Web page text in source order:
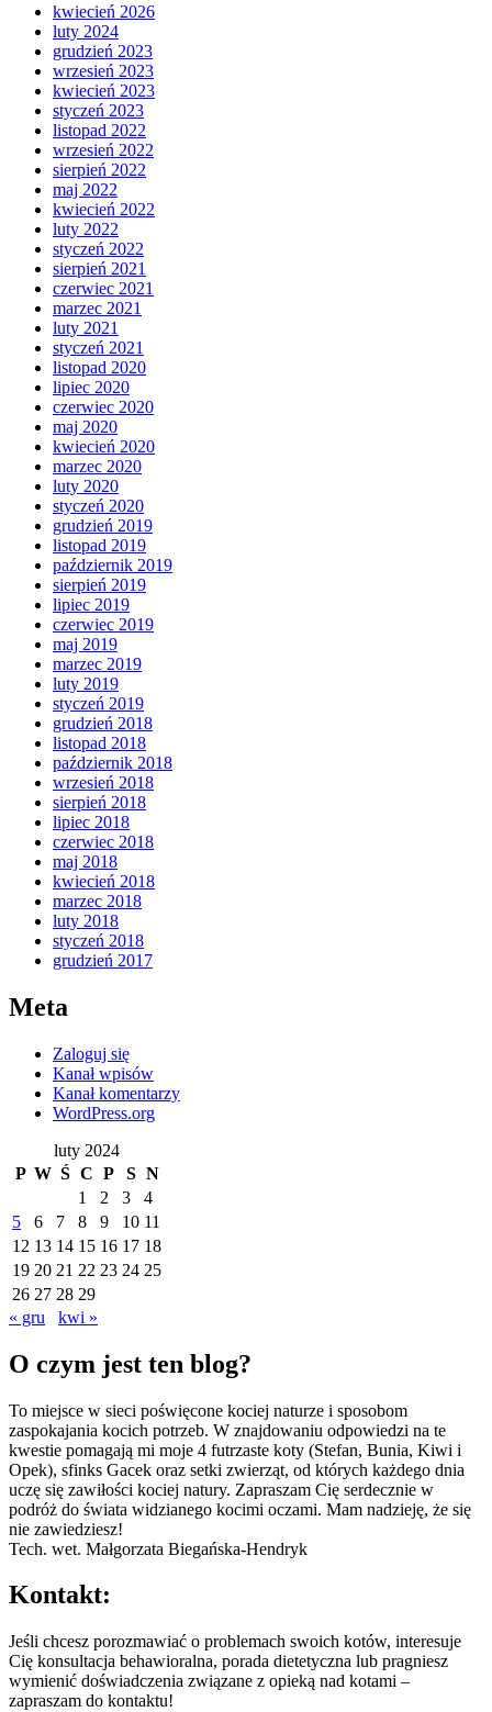
kwiecień 2026
luty 2024
grudzień 2023
wrzesień 2023
kwiecień 2023
styczeń 2023
listopad 2022
wrzesień 2022
sierpień 2022
maj 2022
kwiecień 2022
luty 2022
styczeń 2022
sierpień 2021
czerwiec 2021
marzec 2021
luty 2021
styczeń 2021
listopad 2020
lipiec 2020
czerwiec 2020
maj 2020
kwiecień 2020
marzec 2020
luty 2020
styczeń 2020
grudzień 2019
listopad 2019
październik 2019
sierpień 2019
lipiec 2019
czerwiec 2019
maj 2019
marzec 2019
luty 2019
styczeń 2019
grudzień 2018
listopad 2018
październik 2018
wrzesień 2018
sierpień 2018
lipiec 2018
czerwiec 2018
maj 2018
kwiecień 2018
marzec 2018
luty 2018
styczeń 2018
grudzień 2017
Meta
Zaloguj się
Kanał wpisów
Kanał komentarzy
WordPress.org
luty 2024
P W Ś C P S N
1
2 3
4
5
6 7 8 9 10 11
12 13 14 15 16 17 18
19 20 21 22 23 24 25
26 27 28 29
« gru
kwi »
O czym jest ten blog?
To miejsce w sieci poświęcone kociej naturze i sposobom
zaspokajania kocich potrzeb. W znajdowaniu odpowiedzi na te
kwestie pomagają mi moje 4 futrzaste koty (Stefan, Bunia, Kiwi i
Opek), sfinks Gacek oraz setki zwierząt, od których każdego dnia
uczę się zawiłości kociej natury. Zapraszam Cię serdecznie w
podróż do świata widzianego kocimi oczami. Mam nadzieję, że się
nie zawiedziesz!
Tech. wet. Małgorzata Biegańska-Hendryk
Kontakt:
Jeśli chcesz porozmawiać o problemach swoich kotów, interesuje
Cię konsultacja behawioralna, porada dietetyczna lub pragniesz
wymienić doświadczenia związane z opieką nad kotami –
zapraszam do kontaktu!